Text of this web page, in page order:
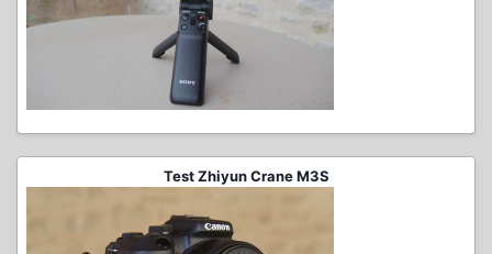
Test Zhiyun Crane M3S